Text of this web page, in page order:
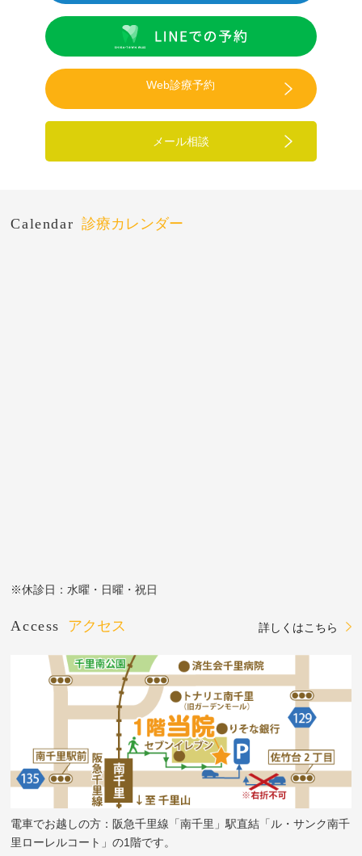
Web診療予約
メール相談
Calendar 診療カレンダー
※休診日：水曜・日曜・祝日
Access アクセス 詳しくはこちら
電車でお越しの方：阪急千里線「南千里」駅直結「ル・サンク南千
里ローレルコート」の1階です。